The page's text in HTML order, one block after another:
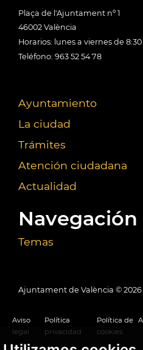
Plaça de l'Ajuntament nº 1
46002 València
Horarios: lunes a viernes de
Teléfono: 963 52 54 78
Ayuntamiento
La ciudad
Trámites
Atención ciudadana
Actualidad
Navegación
Temas
Ajuntament de València © 2026
Aviso
legal
Política
privacidad
Política de
cookies